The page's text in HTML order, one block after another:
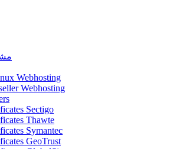
Webhosting
Webhosting
Sectigo
Thawte
Symantec
GeoTrust